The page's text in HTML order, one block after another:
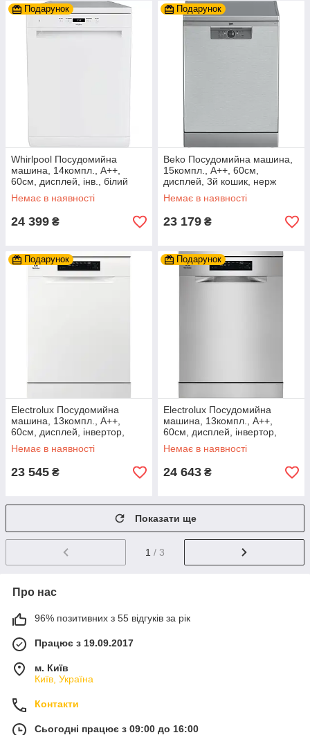
Подарунок
Whirlpool Посудомийна
машина, 14компл., A++,
60см, дисплей, інв., білий
Немає в наявності
24 399 ₴
Подарунок
Beko Посудомийна машина,
15компл., A++, 60см,
дисплей, 3й кошик, нерж
Немає в наявності
23 179 ₴
Подарунок
Electrolux Посудомийна
машина, 13компл., A++,
60см, дисплей, інвертор,
білий
Немає в наявності
23 545 ₴
Подарунок
Electrolux Посудомийна
машина, 13компл., A++,
60см, дисплей, інвертор,
нерж
Немає в наявності
24 643 ₴
Показати ще
1 / 3
Про нас
96% позитивних з 55 відгуків за рік
Працює з 19.09.2017
м. Київ
Київ, Україна
Контакти
Сьогодні працює з 09:00 до 16:00